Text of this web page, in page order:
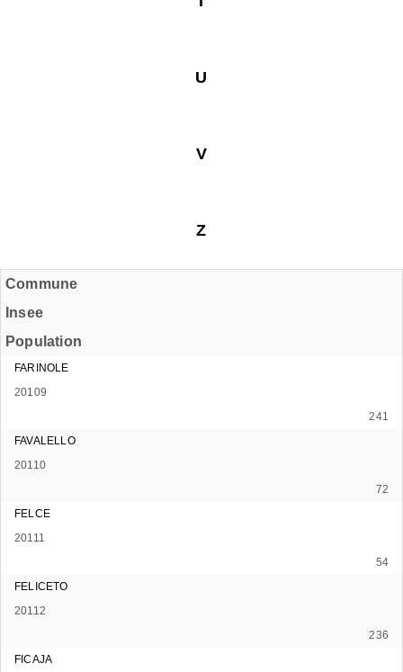
U
V
Z
Commune
Insee
Population
FARINOLE
20109
241
FAVALELLO
20110
72
FELCE
20111
54
FELICETO
20112
236
FICAJA